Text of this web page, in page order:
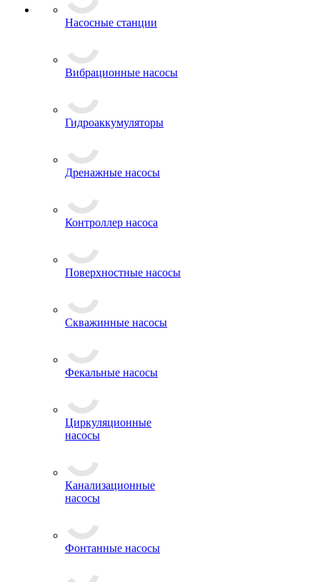
Насосные станции
Вибрационные насосы
Гидроаккумуляторы
Дренажные насосы
Контроллер насоса
Поверхностные насосы
Скважинные насосы
Фекальные насосы
Циркуляционные
насосы
Канализационные
насосы
Фонтанные насосы